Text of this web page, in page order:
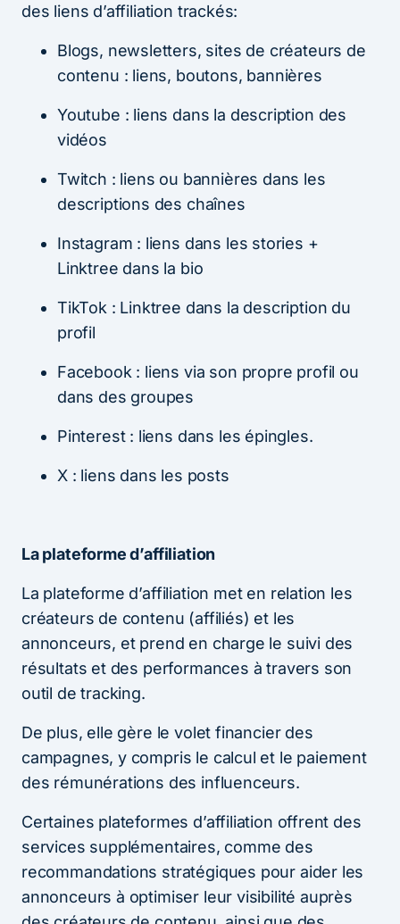
des liens d’affiliation trackés:
Blogs, newsletters, sites de créateurs de
contenu : liens, boutons, bannières
Youtube : liens dans la description des
vidéos
Twitch : liens ou bannières dans les
descriptions des chaînes
Instagram : liens dans les stories +
Linktree dans la bio
TikTok : Linktree dans la description du
profil
Facebook : liens via son propre profil ou
dans des groupes
Pinterest : liens dans les épingles.
X : liens dans les posts
La plateforme d’affiliation
La plateforme d’affiliation met en relation les
créateurs de contenu (affiliés) et les
annonceurs, et prend en charge le suivi des
résultats et des performances à travers son
outil de tracking.
De plus, elle gère le volet financier des
campagnes, y compris le calcul et le paiement
des rémunérations des influenceurs.
Certaines plateformes d’affiliation offrent des
services supplémentaires, comme des
recommandations stratégiques pour aider les
annonceurs à optimiser leur visibilité auprès